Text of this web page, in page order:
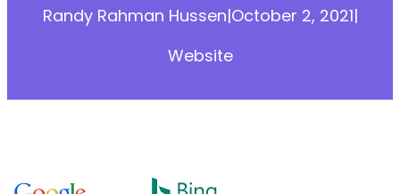
Randy Rahman Hussen|October 2, 2021|
Website